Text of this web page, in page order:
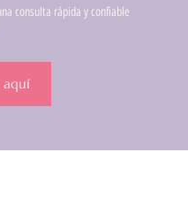
consulta rápida y confiable
aquí